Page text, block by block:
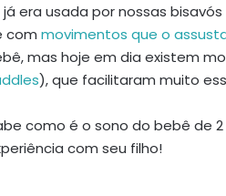
já era usada por nossas
com movimentos que o
mas hoje em dia existem
), que facilitaram muito
como é o sono do bebê de
com seu filho!